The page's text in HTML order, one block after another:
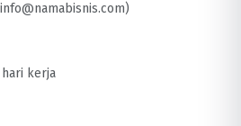
hari kerja